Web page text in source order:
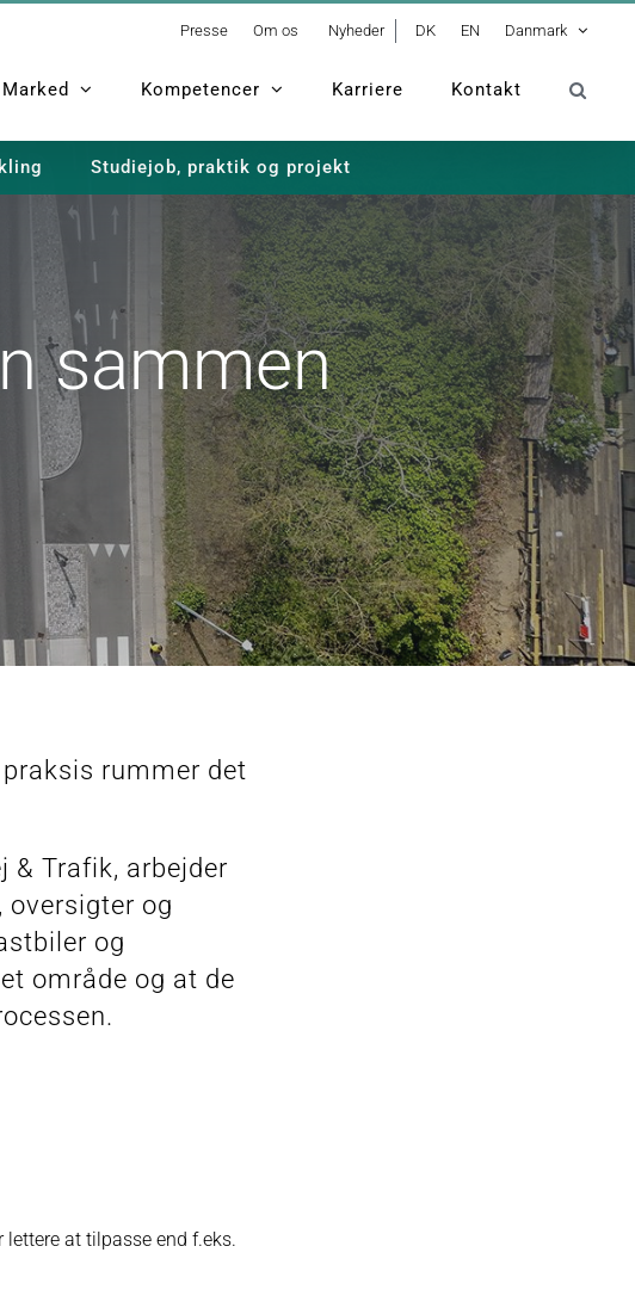
Presse Om os Nyheder DK EN Danmark
Marked Kompetencer Karriere Kontakt
Studiejob, praktik og projekt
sammen
rummer det
& Trafik, arbejder
oversigter og
og
område og at de
at tilpasse end f.eks.